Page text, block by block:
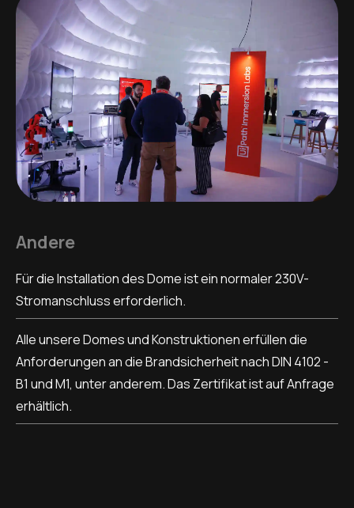
Andere
Für die Installation des Dome ist ein normaler 230V-
Stromanschluss erforderlich.
Alle unsere Domes und Konstruktionen erfüllen die
Anforderungen an die Brandsicherheit nach DIN 4102 -
B1 und M1, unter anderem. Das Zertifikat ist auf Anfrage
erhältlich.